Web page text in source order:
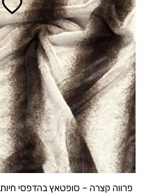
הוסף ל
WISHLIST
פרווה קצרה – סופטאץ בהדפסי חיות